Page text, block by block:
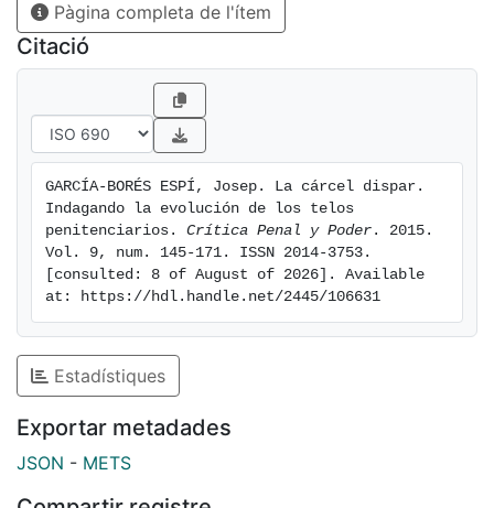
económicos vividos en el conjunto del Estado español
desde la reforma del Código Penal de1995 hasta la
actualidad.
Pàgina completa de l'ítem
Citació
GARCÍA-BORÉS ESPÍ, Josep. La cárcel dispar.
Indagando la evolución de los telos
penitenciarios. Crítica Penal y Poder . 2015.
Vol. 9, num. 145-171. ISSN 2014-3753.
[consulted: 8 of August of 2026]. Available
at: https://hdl.handle.net/2445/106631
Estadístiques
Exportar metadades
JSON - METS